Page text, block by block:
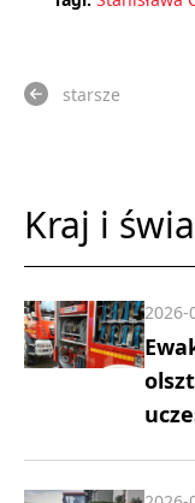
starsze
Kraj i
2026-